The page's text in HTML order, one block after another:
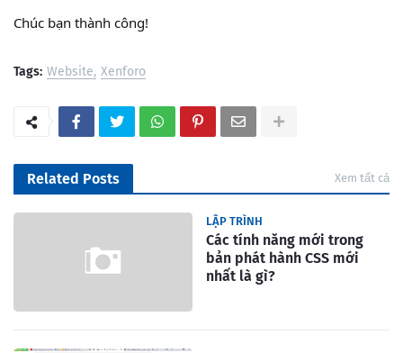
Chúc bạn thành công!
Tags: Website Xenforo
Related Posts Xem tất cả
LẬP TRÌNH
Các tính năng mới trong
bản phát hành CSS mới
nhất là gì?